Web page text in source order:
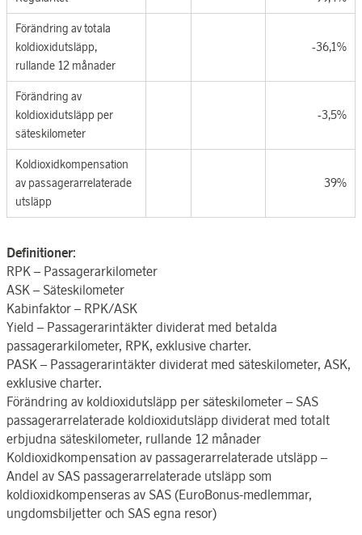
Förändring av totala
koldioxidutsläpp,
rullande 12 månader
-36,1%
Förändring av
koldioxidutsläpp per
säteskilometer
-3,5%
Koldioxidkompensation
av passagerarrelaterade
utsläpp
39%
Definitioner:
RPK – Passagerarkilometer
ASK – Säteskilometer
Kabinfaktor – RPK/ASK
Yield – Passagerarintäkter dividerat med betalda
passagerarkilometer, RPK, exklusive charter.
PASK – Passagerarintäkter dividerat med säteskilometer, ASK,
exklusive charter.
Förändring av koldioxidutsläpp per säteskilometer – SAS
passagerarrelaterade koldioxidutsläpp dividerat med totalt
erbjudna säteskilometer, rullande 12 månader
Koldioxidkompensation av passagerarrelaterade utsläpp –
Andel av SAS passagerarrelaterade utsläpp som
koldioxidkompenseras av SAS (EuroBonus-medlemmar,
ungdomsbiljetter och SAS egna resor)